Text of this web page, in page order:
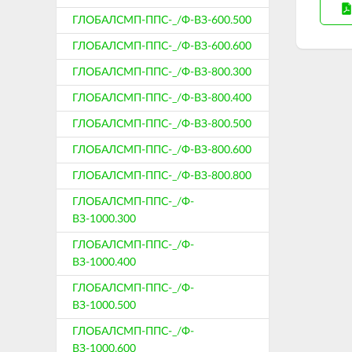
ГЛОБАЛСМП-ППС-_/Ф-ВЗ-600.500
ГЛОБАЛСМП-ППС-_/Ф-ВЗ-600.600
ГЛОБАЛСМП-ППС-_/Ф-ВЗ-800.300
ГЛОБАЛСМП-ППС-_/Ф-ВЗ-800.400
ГЛОБАЛСМП-ППС-_/Ф-ВЗ-800.500
ГЛОБАЛСМП-ППС-_/Ф-ВЗ-800.600
ГЛОБАЛСМП-ППС-_/Ф-ВЗ-800.800
ГЛОБАЛСМП-ППС-_/Ф-
ВЗ-1000.300
ГЛОБАЛСМП-ППС-_/Ф-
ВЗ-1000.400
ГЛОБАЛСМП-ППС-_/Ф-
ВЗ-1000.500
ГЛОБАЛСМП-ППС-_/Ф-
ВЗ-1000.600